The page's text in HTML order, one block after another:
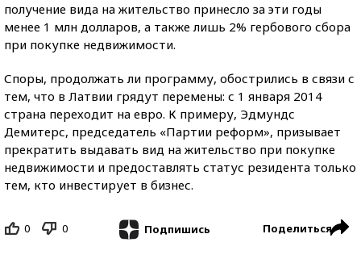
получение вида на жительство принесло за эти годы
менее 1 млн долларов, а также лишь 2% гербового сбора
при покупке недвижимости.
Споры, продолжать ли программу, обострились в связи с
тем, что в Латвии грядут перемены: с 1 января 2014
страна переходит на евро. К примеру, Эдмундс
Демитерс, председатель «Партии реформ», призывает
прекратить выдавать вид на жительство при покупке
недвижимости и предоставлять статус резидента только
тем, кто инвестирует в бизнес.
0 0 Подпишись Поделиться